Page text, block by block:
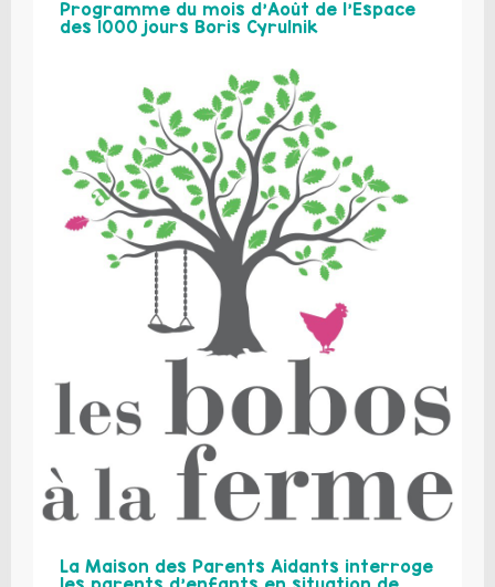
Programme du mois d’Août de l’Espace
des 1000 jours Boris Cyrulnik
La Maison des Parents Aidants interroge